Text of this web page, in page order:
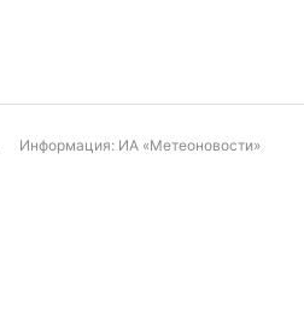
Информация: ИА «Метеоновости»